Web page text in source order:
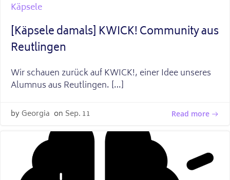
Käpsele
[Käpsele damals] KWICK! Community aus
Reutlingen
Wir schauen zurück auf KWICK!, einer Idee unseres
Alumnus aus Reutlingen. […]
byGeorgia on Sep. 11 Read more